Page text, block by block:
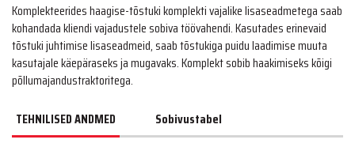
Komplekteerides haagise-tõstuki komplekti vajalike lisaseadmetega saab
kohandada kliendi vajadustele sobiva töövahendi. Kasutades erinevaid
tõstuki juhtimise lisaseadmeid, saab tõstukiga puidu laadimise muuta
kasutajale käepäraseks ja mugavaks. Komplekt sobib haakimiseks kõigi
põllumajandustraktoritega.
TEHNILISED ANDMED
Sobivustabel